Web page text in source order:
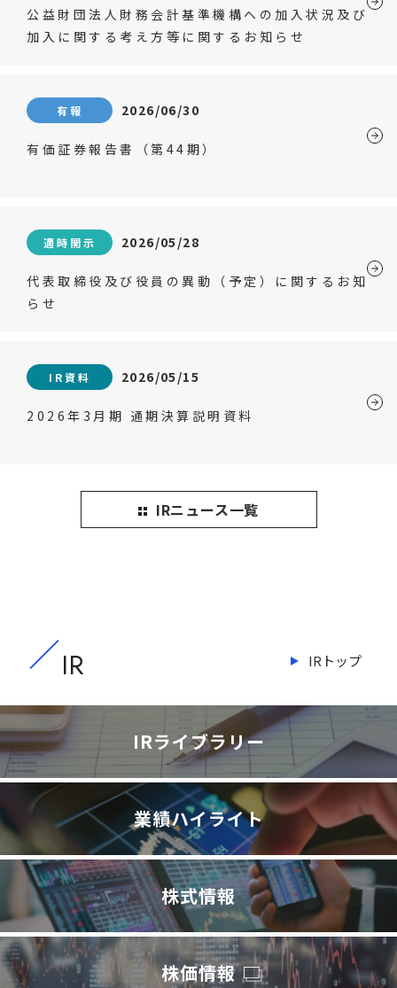
公益財団法人財務会計基準機構への加入状況及び
加入に関する考え方等に関するお知らせ
有報 2026/06/30
有価証券報告書（第44期）
適時開示 2026/05/28
代表取締役及び役員の異動（予定）に関するお知
らせ
IR資料 2026/05/15
2026年3月期 通期決算説明資料
IRニュース一覧
IR IRトップ
IRライブラリー
業績ハイライト
株式情報
株価情報